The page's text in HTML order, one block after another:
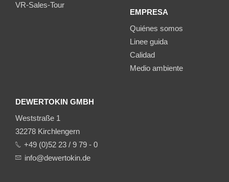
VR-Sales-Tour
EMPRESA
Quiénes somos
Linee guida
Calidad
Medio ambiente
DEWERTOKIN GMBH
Weststraße 1
32278 Kirchlengern
+49 (0)52 23 / 9 79 - 0
info@dewertokin.de